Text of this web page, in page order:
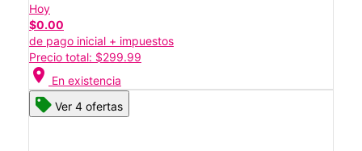
Hoy
$0.00
de pago inicial + impuestos
Precio total: $299.99
location_on En existencia
Ver 4 ofertas